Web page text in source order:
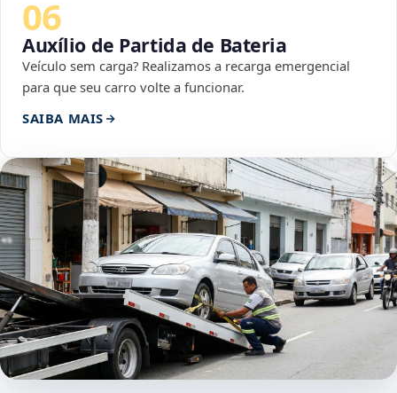
06
Auxílio de Partida de Bateria
Veículo sem carga? Realizamos a recarga emergencial
para que seu carro volte a funcionar.
SAIBA MAIS